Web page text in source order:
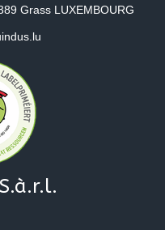
Grass LUXEMBOURG